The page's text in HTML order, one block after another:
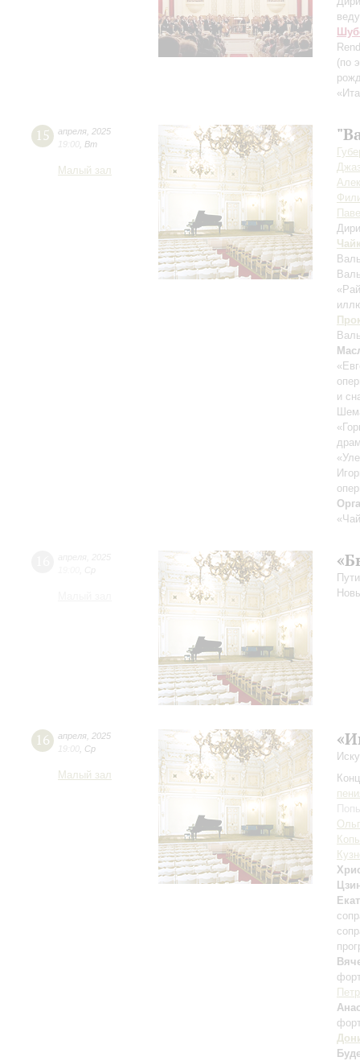
(по
15 апреля 2025
19:00 Вт
Малый зал
и
16 апреля 2025
19:00 Ср
Малый зал